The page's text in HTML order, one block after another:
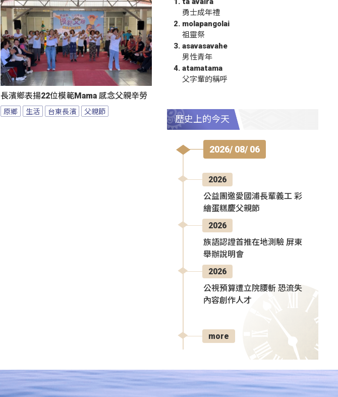
長濱鄉表揚22位模範Mama 感念父親辛勞
原鄉 生活 台東長濱 父親節
勇士成年禮
molapangolai
祖靈祭
asavasavahe
男性青年
atamatama
父字輩的稱呼
歷史上的今天
2026/ 08/ 06
2026
公益團邀愛國浦長輩義工 彩
繪蛋糕慶父親節
2026
族語認證首推在地測驗 屏東
舉辦說明會
2026
公視預算遭立院腰斬 恐流失
內容創作人才
more